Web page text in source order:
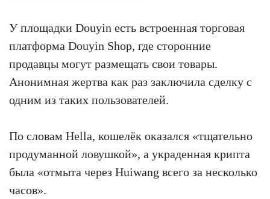
У площадки Douyin есть встроенная торговая
платформа Douyin Shop, где сторонние
продавцы могут размещать свои товары.
Анонимная жертва как раз заключила сделку с
одним из таких пользователей.
По словам Hella, кошелёк оказался «тщательно
продуманной ловушкой», а украденная крипта
была «отмыта через Huiwang всего за несколько
часов».